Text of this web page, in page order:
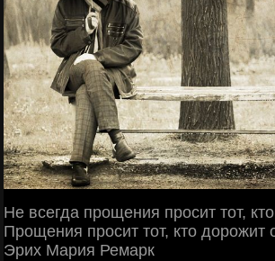
Не всегда прощения просит тот,
Прощения просит тот, кто дорожит
Эрих Мария Ремарк